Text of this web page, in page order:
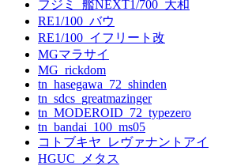
フジミ_艦NEXT1/700_大和
RE1/100_バウ
RE1/100_イフリート改
MGマラサイ
MG_rickdom
tn_hasegawa_72_shinden
tn_sdcs_greatmazinger
tn_MODEROID_72_typezero
tn_bandai_100_ms05
コトブキヤ_レヴァナントアイ
HGUC_メタス